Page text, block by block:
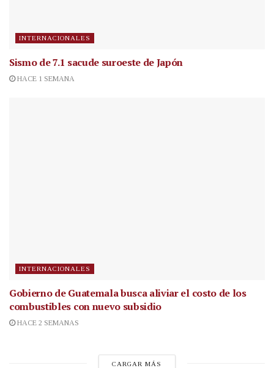
INTERNACIONALES
Sismo de 7.1 sacude suroeste de Japón
HACE 1 SEMANA
INTERNACIONALES
Gobierno de Guatemala busca aliviar el costo de los
combustibles con nuevo subsidio
HACE 2 SEMANAS
CARGAR MÁS